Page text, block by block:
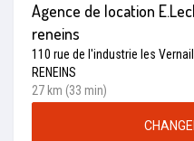
Agence de location
reneins
110 rue de l'industrie les
RENEINS
27 km (33 min)